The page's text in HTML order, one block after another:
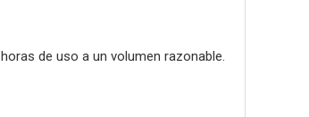
de uso a un volumen razonable.